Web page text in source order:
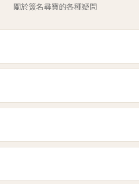
關於簽名尋寶的各種疑問